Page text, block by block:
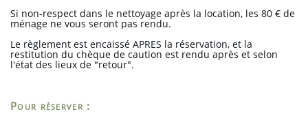
Si non-respect dans le nettoyage après la location, les 80 € de
ménage ne vous seront pas rendu.
Le règlement est encaissé APRES la réservation, et la
restitution du chèque de caution est rendu après et selon
l'état des lieux de "retour".
Pour réserver :